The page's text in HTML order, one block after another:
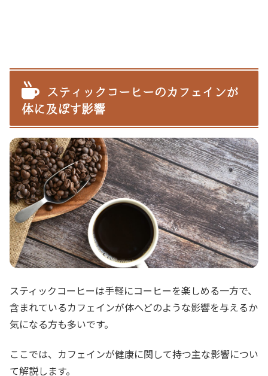
スティックコーヒーのカフェインが
体に及ぼす影響
スティックコーヒーは手軽にコーヒーを楽しめる一方で、
含まれているカフェインが体へどのような影響を与えるか
気になる方も多いです。
ここでは、カフェインが健康に関して持つ主な影響につい
て解説します。